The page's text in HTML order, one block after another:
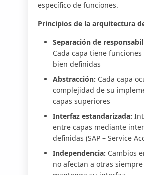
específico de funciones.
Principios de la arquitectura
Separación de
Cada capa tiene funciones
bien definidas
Abstracción: Cada capa
complejidad de su
capas superiores
Interfaz estandarizada:
entre capas mediante
definidas (SAP – Service
Independencia: Cambios
no afectan a otras